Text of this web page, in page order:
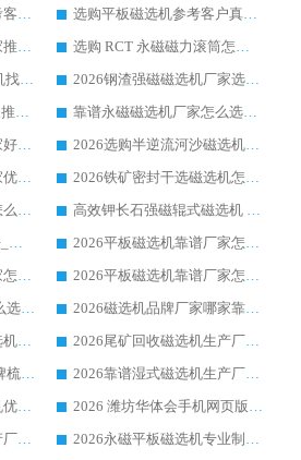
2026选购平板磁选机参考客户真实体验，华体会手机网页版-华体会(中国) 厂家行业口碑排名前列
选购平板磁选机参考客户真实体验，华体会手机网页版-华体会(中国) 厂家依托行业口碑收获大量客户认可
2026平板磁选机靠谱厂家推荐_ 华体会手机网页版-华体会(中国) 凭借良好口碑获得众多客户认可
选购 RCT 永磁磁力滚筒怎么选?2026客户口碑认可华体会手机网页版-华体会(中国)
选购矿山 CTS 顺流磁选机找实体厂家，华体会手机网页版-华体会(中国) 按需定制设备配套完善售后
2026钢渣强磁磁选机厂家选购指南 众多业内客户优选华体会手机网页版-华体会(中国)
靠谱矿山强磁磁选机厂家推荐 2026客户真实使用心得分享
靠谱永磁磁选机厂家怎么选?福建客户真实体验分享华体会手机网页版-华体会(中国) 品牌
2026磁选机生产厂家哪家好?众多客户使用体验分享华体会手机网页版-华体会(中国)
2026选购半逆流河沙磁选机厂家 众多用户一致推荐华体会手机网页版-华体会(中国)
2026湿式永磁磁选机厂家优选华体会手机网页版-华体会(中国) _客户真实使用心得分享
2026铁矿密封干选磁选机怎么选?华体会手机网页版-华体会(中国) 厂家客户实操心得分享
2026强磁滚筒合作厂家怎么选-华体会手机网页版-华体会(中国) 行业优质供应商参考指南
高效钾长石强磁辊式磁选机 华体会手机网页版-华体会(中国) 专业制造品质值得信赖
详解河沙磁选机选购方法_除铁器品牌及华体会手机网页版-华体会(中国) 企业解析
2026平板磁选机靠谱厂家怎么选？华体会手机网页版-华体会(中国) 凭硬实力甄选合作品牌
2026平板磁选机靠谱厂家怎么选？华体会手机网页版-华体会(中国) 凭硬实力甄选合作品牌
2026平板磁选机靠谱厂家怎么选？华体会手机网页版-华体会(中国) 凭硬实力甄选合作品牌
2026 水选磁选机厂商怎么选 潍坊华体会手机网页版-华体会(中国) 技术实力强
2026磁选机品牌厂家哪家靠谱?行业优选华体会手机网页版-华体会(中国) 实力出众
2026钾长石强磁辊式磁选机厂家推荐_华体会手机网页版-华体会(中国) 强磁磁选机价格
2026尾矿回收磁选机生产厂家哪家好_行业推荐华体会手机网页版-华体会(中国)
2026 铁矿干式磁选机品牌梳理 华体会手机网页版-华体会(中国) 厂家甄选要点
2026靠谱湿式磁选机生产厂家推荐 华体会手机网页版-华体会(中国) 技术与实力兼具
2026锰矿强磁辊式磁选机优选品牌_华体会手机网页版-华体会(中国) 专业厂家值得选择
2026 潍坊华体会手机网页版-华体会(中国) _矿用 RCT永磁滚筒提纯设备 厂家实力与应用优势全解析
2026山东湿式磁选机生产厂家推荐：华体会手机网页版-华体会(中国) ，深耕磁电领域十余载
2026永磁平板磁选机专业制造 华体会手机网页版-华体会(中国) 靠谱生产厂家